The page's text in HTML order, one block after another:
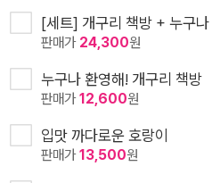
[세트] 개구리 책방 + 누구
판매가 24,300원
누구나 환영해! 개구리 책방
판매가12,600원
입맛 까다로운 호랑이
판매가13,500원